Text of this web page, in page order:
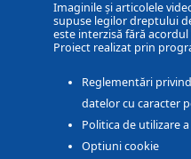
Imaginile și articolele
supuse legilor dreptului
este interzisă fără
Proiect realizat prin
Reglementări
datelor cu caracter
Politica de utilizare
Optiuni cookie